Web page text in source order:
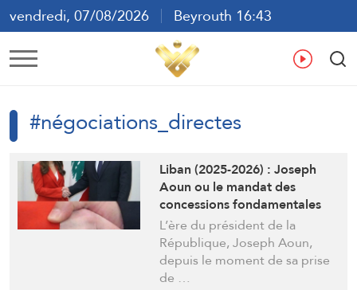
vendredi, 07/08/2026
Beyrouth 16:43
ع
#négociations_directes
Liban (2025-2026) : Joseph
Aoun ou le mandat des
concessions fondamentales
L’ère du président de la
République, Joseph Aoun,
depuis le moment de sa prise
de …